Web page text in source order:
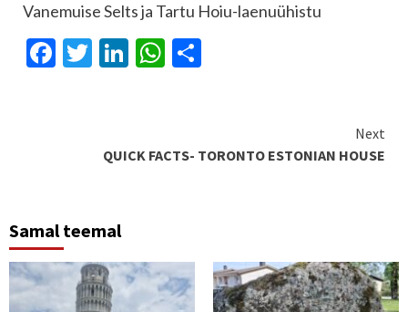
Vanemuise Selts ja Tartu Hoiu-laenuühistu
Facebook
Twitter
LinkedIn
WhatsApp
Reading
Next
QUICK FACTS- TORONTO ESTONIAN HOUSE
Samal teemal